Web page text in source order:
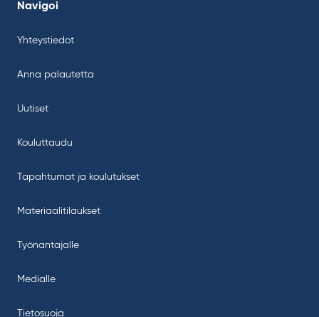
Navigoi
Yhteystiedot
Anna palautetta
Uutiset
Kouluttaudu
Tapahtumat ja koulutukset
Materiaalitilaukset
Työnantajalle
Medialle
Tietosuoja